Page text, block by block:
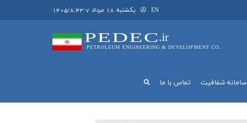
EN يکشنبه 18 مرداد 1405/8:43:7
PEDEC.ir
PETROLEUM ENGINEERING & DEVELOPMENT CO.
سامانه شفافيت تماس با ما